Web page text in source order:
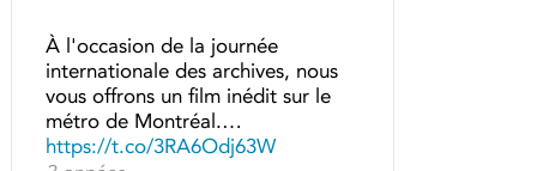
À l'occasion de la journée
internationale des archives, nous
vous offrons un film inédit sur le
métro de Montréal.…
https://t.co/3RA6Odj63W